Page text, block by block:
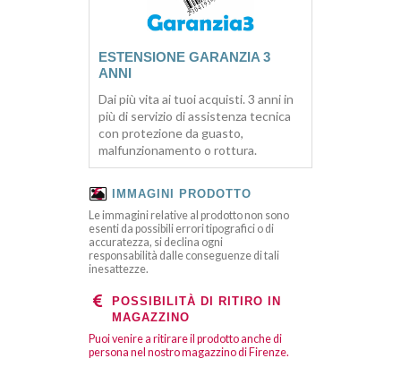
ESTENSIONE GARANZIA 3
ANNI
Dai più vita ai tuoi acquisti. 3 anni in
più di servizio di assistenza tecnica
con protezione da guasto,
malfunzionamento o rottura.
IMMAGINI PRODOTTO
Le immagini relative al prodotto non sono
esenti da possibili errori tipografici o di
accuratezza, si declina ogni
responsabilità dalle conseguenze di tali
inesattezze.
POSSIBILITÀ DI RITIRO IN
MAGAZZINO
Puoi venire a ritirare il prodotto anche di
persona nel nostro magazzino di Firenze.